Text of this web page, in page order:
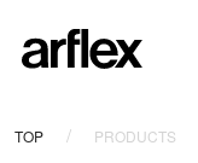
TOP PRODUCTS